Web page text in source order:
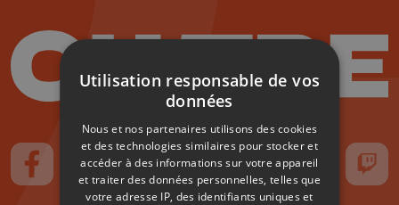
Suivez-nous sur FaceBook
Suivez-nous sur Instagram
Suivez-nous sur TikTokSuivez-nous sur YouTube
Suivez-nous
Utilisation responsable de vos
données
Nous et nos partenaires utilisons des cookies
et des technologies similaires pour stocker et
accéder à des informations sur votre appareil
et traiter des données personnelles, telles que
votre adresse IP, des identifiants uniques et